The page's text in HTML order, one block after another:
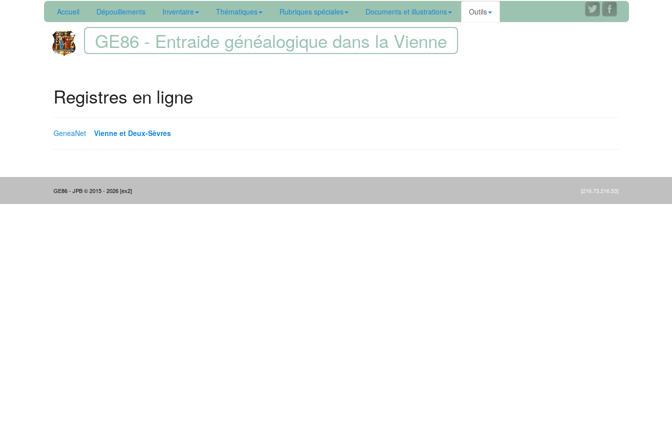
Accueil Dépouillements Inventaire Thématiques Rubriques spéciales Documents et illustrations Outils
GE86 - Entraide généalogique dans la Vienne
Registres en ligne
GeneaNet Vienne et Deux-Sèvres
GE86 - JPB © 2015 - 2026 [ex2] [216.73.216.53]